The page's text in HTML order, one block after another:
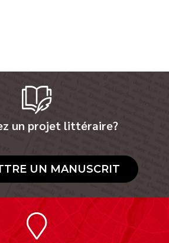
un projet littéraire?
UN MANUSCRIT